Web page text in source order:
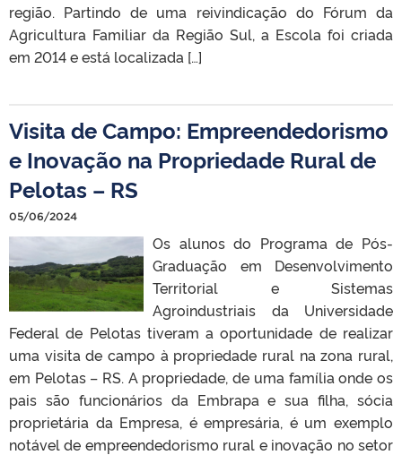
região. Partindo de uma reivindicação do Fórum da
Agricultura Familiar da Região Sul, a Escola foi criada
em 2014 e está localizada […]
Visita de Campo: Empreendedorismo
e Inovação na Propriedade Rural de
Pelotas – RS
05/06/2024
Os alunos do Programa de Pós-
Graduação em Desenvolvimento
Territorial e Sistemas
Agroindustriais da Universidade
Federal de Pelotas tiveram a oportunidade de realizar
uma visita de campo à propriedade rural na zona rural,
em Pelotas – RS. A propriedade, de uma família onde os
pais são funcionários da Embrapa e sua filha, sócia
proprietária da Empresa, é empresária, é um exemplo
notável de empreendedorismo rural e inovação no setor